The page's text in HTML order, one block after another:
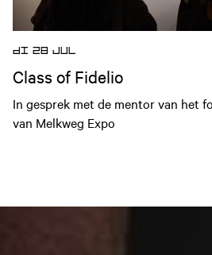
DI 28 JUL
Class of Fidelio
In gesprek met de mentor van het
van Melkweg Expo